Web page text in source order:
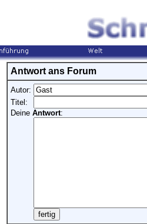
Antwort ans Forum
Autor:
Titel:
Deine Antwort: